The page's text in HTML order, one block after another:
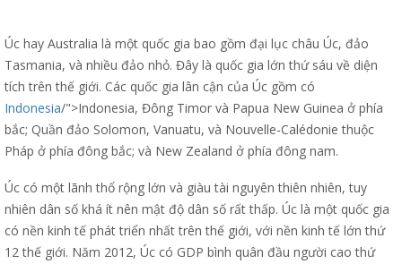
Úc hay Australia là một quốc gia bao gồm đại lục châu Úc, đảo
Tasmania, và nhiều đảo nhỏ. Đây là quốc gia lớn thứ sáu về diện
tích trên thế giới. Các quốc gia lân cận của Úc gồm có
Indonesia/">Indonesia, Đông Timor và Papua New Guinea ở phía
bắc; Quần đảo Solomon, Vanuatu, và Nouvelle-Calédonie thuộc
Pháp ở phía đông bắc; và New Zealand ở phía đông nam.
Úc có một lãnh thổ rộng lớn và giàu tài nguyên thiên nhiên, tuy
nhiên dân số khá ít nên mật độ dân số rất thấp. Úc là một quốc gia
có nền kinh tế phát triển nhất trên thế giới, với nền kinh tế lớn thứ
12 thế giới. Năm 2012, Úc có GDP bình quân đầu người cao thứ